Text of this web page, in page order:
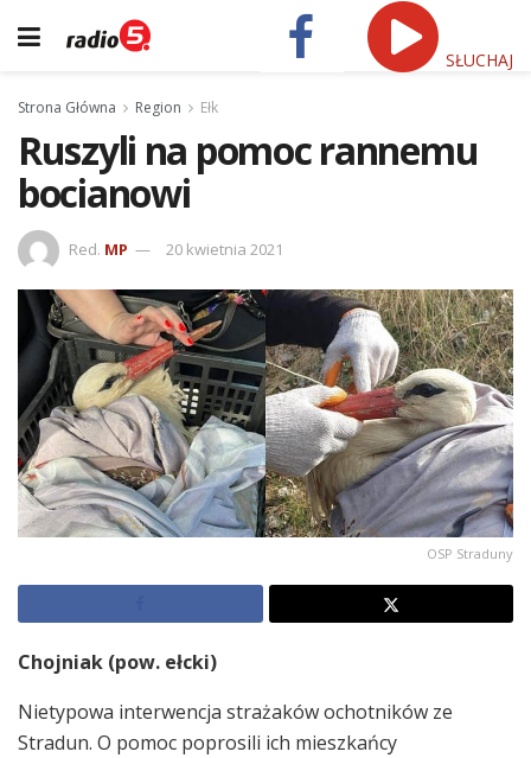
SŁUCHAJ
Strona Główna Region Ełk
Ruszyli na pomoc rannemu
bocianowi
Red. MP 20 kwietnia 2021
OSP Straduny
Chojniak (pow. ełcki)
Nietypowa interwencja strażaków ochotników ze
Stradun. O pomoc poprosili ich mieszkańcy